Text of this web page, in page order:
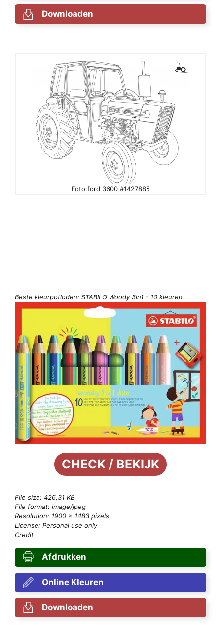
Downloaden
Foto ford 3600 #1427885
Beste kleurpotloden: STABILO Woody 3in1 - 10 kleuren
CHECK / BEKIJK
File size: 426,31 KB
File format: image/jpeg
Resolution: 1900 × 1483 pixels
License: Personal use only
Credit
Afdrukken
Online Kleuren
Downloaden